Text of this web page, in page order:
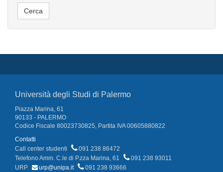
Università degli Studi di Palermo
Piazza Marina, 61
90133 - PALERMO
Codice Fiscale 80023730825, Partita IVA 00605880822
Contatti
Call center studenti
091 238 86472
Telefono Amm. C.le di P.zza Marina, 61
091 238 93011
URP
urp@unipa.it
091 238 93666